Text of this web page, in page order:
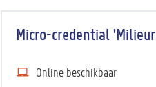
Micro-credential
Online beschikbaar